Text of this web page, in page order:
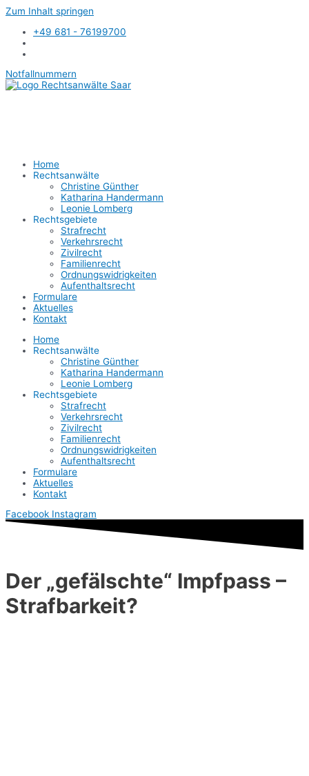
Zum Inhalt springen
+49 681 - 76199700
Notfallnummern
Home
Rechtsanwälte
Christine Günther
Katharina Handermann
Leonie Lomberg
Rechtsgebiete
Strafrecht
Verkehrsrecht
Zivilrecht
Familienrecht
Ordnungswidrigkeiten
Aufenthaltsrecht
Formulare
Aktuelles
Kontakt
Home
Rechtsanwälte
Christine Günther
Katharina Handermann
Leonie Lomberg
Rechtsgebiete
Strafrecht
Verkehrsrecht
Zivilrecht
Familienrecht
Ordnungswidrigkeiten
Aufenthaltsrecht
Formulare
Aktuelles
Kontakt
Facebook Instagram
Der „gefälschte“ Impfpass –
Strafbarkeit?